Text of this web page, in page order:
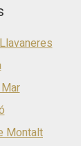
el año o
Montalt